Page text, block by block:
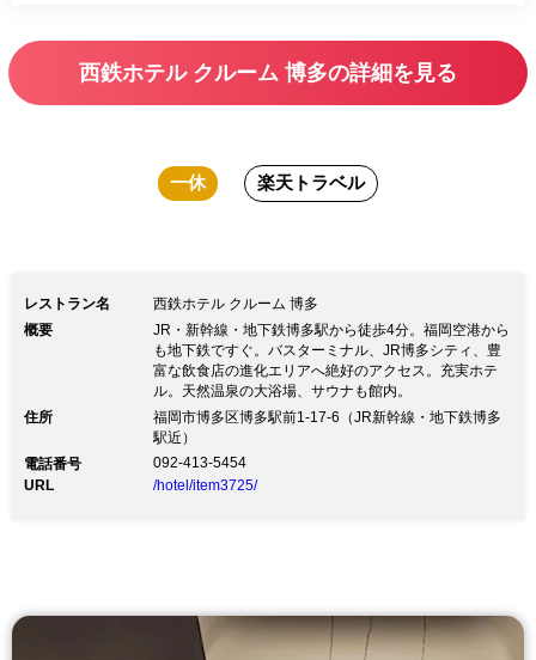
西鉄ホテル クルーム 博多の詳細を見る
一休 楽天トラベル
レストラン名
西鉄ホテル クルーム 博多
概要
JR・新幹線・地下鉄博多駅から徒歩4分。福岡空港から
も地下鉄ですぐ。バスターミナル、JR博多シティ、豊
富な飲食店の進化エリアへ絶好のアクセス。充実ホテ
ル。天然温泉の大浴場、サウナも館内。
住所
福岡市博多区博多駅前1-17-6（JR新幹線・地下鉄博多
駅近）
電話番号
092-413-5454
URL
/hotel/item3725/